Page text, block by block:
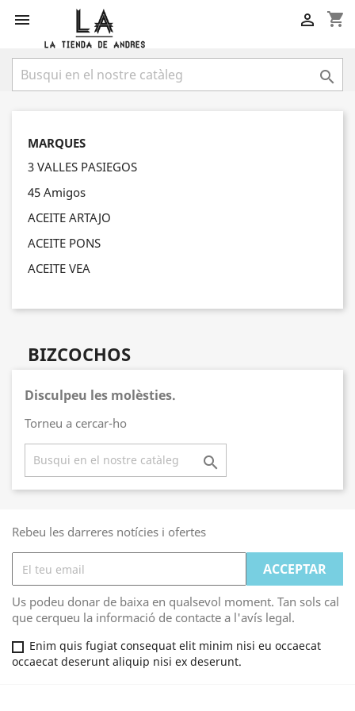
 shopping_cart


MARQUES
3 VALLES PASIEGOS
45 Amigos
ACEITE ARTAJO
ACEITE PONS
ACEITE VEA
BIZCOCHOS
Disculpeu les molèsties.
Torneu a cercar-ho

Rebeu les darreres notícies i ofertes
Us podeu donar de baixa en qualsevol moment. Tan sols cal
que cerqueu la informació de contacte a l'avís legal.
Enim quis fugiat consequat elit minim nisi eu occaecat
occaecat deserunt aliquip nisi ex deserunt.